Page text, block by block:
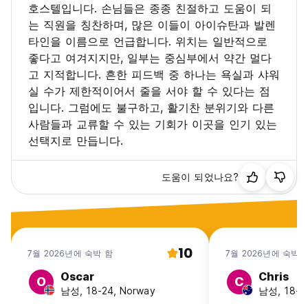
호스텔입니다. 손님들은 종종 친절하고 도움이 되
는 직원을 칭찬하며, 많은 이들이 아이슈탄과 발렌
타인을 이름으로 언급합니다. 위치는 일반적으로
좋다고 여겨지지만, 일부는 중심부에서 약간 멀다
고 지적합니다. 흔한 피드백 중 하나는 욕실과 샤워
실 수가 제한적이어서 줄을 서야 할 수 있다는 점
입니다. 그럼에도 불구하고, 활기찬 분위기와 다른
사람들과 교류할 수 있는 기회가 이곳을 인기 있는
선택지로 만듭니다.
도움이 되었나요?
7월 2026년에 숙박 함 10
O Oscar
남성, 18-24, Norway
7월 2026년에 숙박
C Chris
남성, 18-